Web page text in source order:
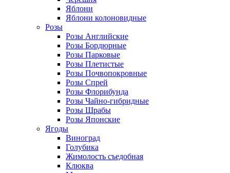
Яблони
Яблони колоновидные
Розы
Розы Английские
Розы Бордюрные
Розы Парковые
Розы Плетистые
Розы Почвопокровные
Розы Спрей
Розы Флорибунда
Розы Чайно-гибридные
Розы Шрабы
Розы Японские
Ягоды
Виноград
Голубика
Жимолость съедобная
Клюква